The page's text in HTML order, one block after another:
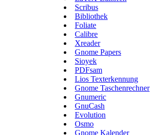
Scribus
Bibliothek
Foliate
Calibre
Xreader
Gnome Papers
Sioyek
PDFsam
Lios Texterkennung
Gnome Taschenrechner
Gnumeric
GnuCash
Evolution
Osmo
Gnome Kalender